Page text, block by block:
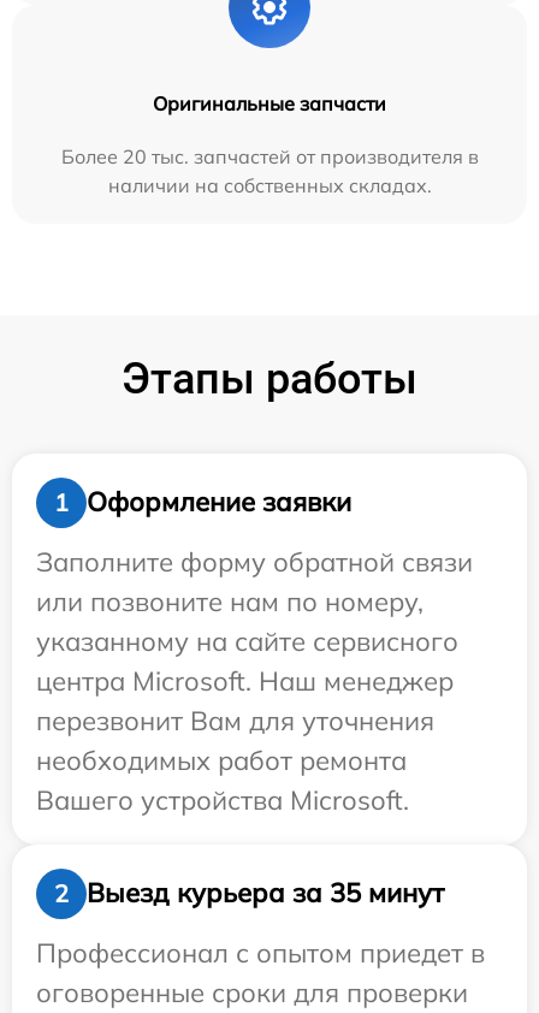
Оригинальные запчасти
Более 20 тыс. запчастей от производителя в
наличии на собственных складах.
Этапы работы
1
Оформление заявки
Заполните форму обратной связи
или позвоните нам по номеру,
указанному на сайте сервисного
центра Microsoft. Наш менеджер
перезвонит Вам для уточнения
необходимых работ ремонта
Вашего устройства Microsoft.
2
Выезд курьера за 35 минут
Профессионал с опытом приедет в
оговоренные сроки для проверки